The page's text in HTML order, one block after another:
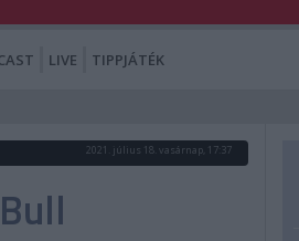
LIVE TIPPJÁTÉK
2021. július 18. vasárnap, 17:37